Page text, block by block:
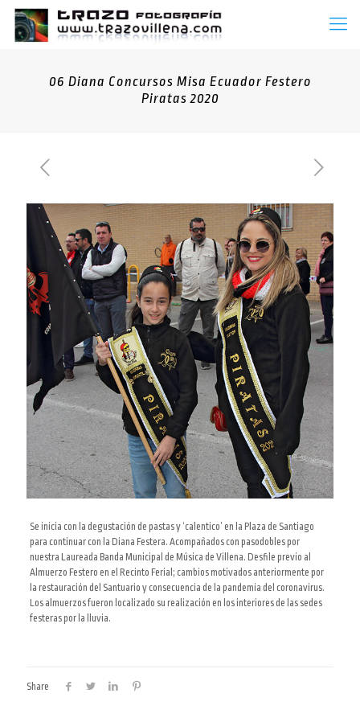
06 Diana Concursos Misa Ecuador Festero
Piratas 2020
Se inicia con la degustación de pastas y ‘calentico’ en la Plaza de Santiago
para continuar con la Diana Festera. Acompañados con pasodobles por
nuestra Laureada Banda Municipal de Música de Villena. Desfile previo al
Almuerzo Festero en el Recinto Ferial; cambios motivados anteriormente por
la restauración del Santuario y consecuencia de la pandemia del coronavirus.
Los almuerzos fueron localizado su realización en los interiores de las sedes
festeras por la lluvia.
Share